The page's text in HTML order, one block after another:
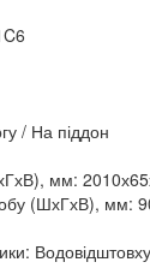
/ На піддон
мм:
(ШхГхВ), мм: